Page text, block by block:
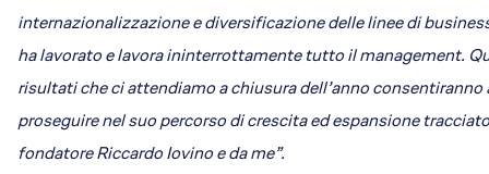
internazionalizzazione e diversificazione delle linee di
ha lavorato e lavora ininterrottamente tutto il management.
risultati che ci attendiamo a chiusura dell’anno consentiranno
proseguire nel suo percorso di crescita ed espansione
fondatore Riccardo Iovino e da me”.